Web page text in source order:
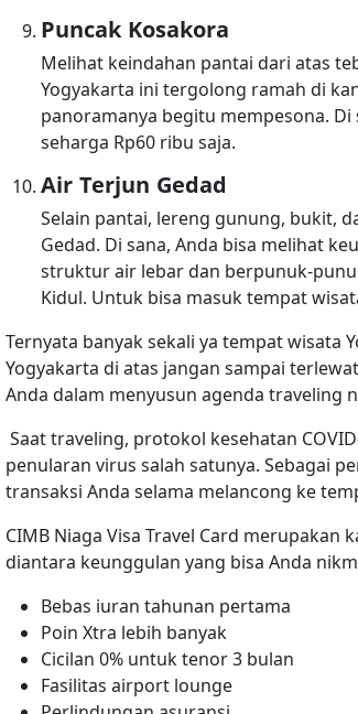
Puncak Kosakora
Melihat keindahan pantai dari atas
Yogyakarta ini tergolong ramah di
panoramanya begitu mempesona.
seharga Rp60 ribu saja.
Air Terjun Gedad
Selain pantai, lereng gunung, bukit,
Gedad. Di sana, Anda bisa melihat
struktur air lebar dan berpunuk-
Kidul. Untuk bisa masuk tempat
Ternyata banyak sekali ya tempat wisata
Yogyakarta di atas jangan sampai
Anda dalam menyusun agenda traveling
Saat traveling, protokol kesehatan
penularan virus salah satunya. Sebagai
transaksi Anda selama melancong ke
CIMB Niaga Visa Travel Card
diantara keunggulan yang bisa Anda
Bebas iuran tahunan pertama
Poin Xtra lebih banyak
Cicilan 0% untuk tenor 3 bulan
Fasilitas airport lounge